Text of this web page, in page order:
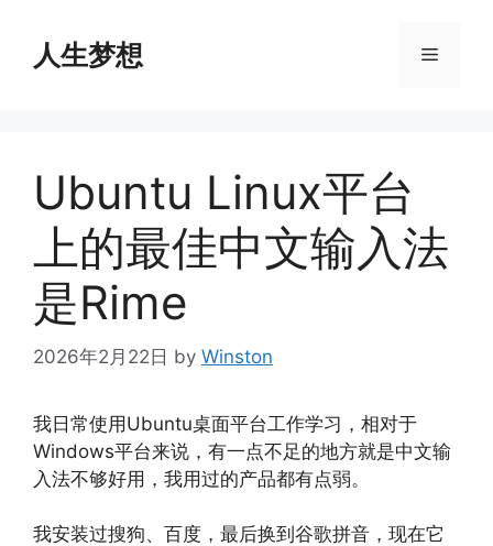
content人生梦想 Menu
Ubuntu Linux平台
上的最佳中文输入法
是Rime
2026年2月22日 by Winston
我日常使用Ubuntu桌面平台工作学习，相对于
Windows平台来说，有一点不足的地方就是中文输
入法不够好用，我用过的产品都有点弱。
我安装过搜狗、百度，最后换到谷歌拼音，现在它